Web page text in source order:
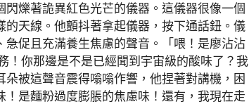
爍著詭異紅色光芒的儀器。這儀器很像一個
天線。他顫抖著拿起儀器，按下通話鈕。儀
促且充滿養生焦慮的聲音。「喂！是廖沾沾
你那邊是不是已經聞到宇宙級的酸味了？我
被這聲音震得嗡嗡作響，他捏著對講機，困
是麵粉過度膨脹的焦慮味！還有，我現在走